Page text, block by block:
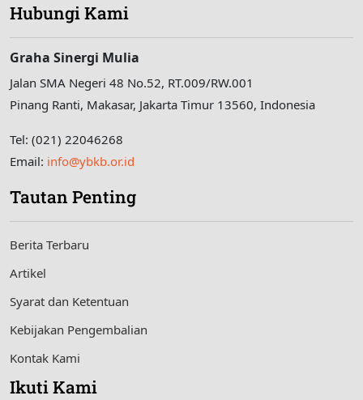
Hubungi Kami
Graha Sinergi Mulia
Jalan SMA Negeri 48 No.52, RT.009/RW.001
Pinang Ranti, Makasar, Jakarta Timur 13560, Indonesia
Tel: (021) 22046268
Email: info@ybkb.or.id
Tautan Penting
Berita Terbaru
Artikel
Syarat dan Ketentuan
Kebijakan Pengembalian
Kontak Kami
Ikuti Kami